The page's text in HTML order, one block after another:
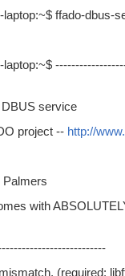
ffado-dbus-
service
project -- http://
Palmers
with
(required: